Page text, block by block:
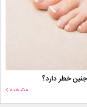
خطر دارد؟
مشاهده